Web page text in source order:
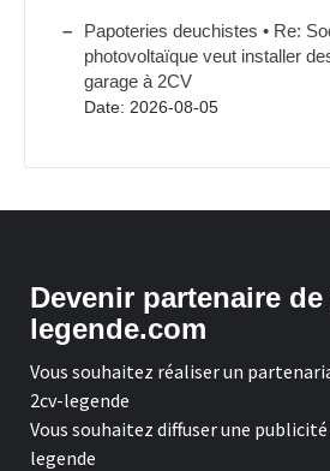
Papoteries deuchistes • Re:
photovoltaïque veut installer
garage à 2CV
Date: 2026-08-05
Devenir partenaire de
legende.com
Vous souhaitez réaliser un
2cv-legende
Vous souhaitez diffuser une
legende